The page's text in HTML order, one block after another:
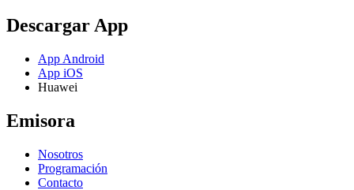
Descargar App
App Android
App iOS
Huawei
Emisora
Nosotros
Programación
Contacto